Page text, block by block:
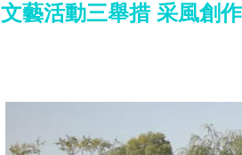
文藝活動三舉措 采風創